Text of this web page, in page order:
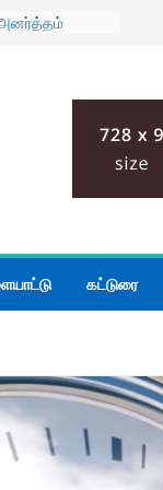
மழை
கிழக்கு
கட்டுரை